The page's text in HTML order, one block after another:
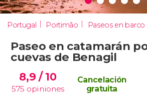
Portugal Portimão Paseos en barco
Paseo en catamarán
cuevas de Benagil
8,9/ 10
575 opiniones
Cancelación
gratuita